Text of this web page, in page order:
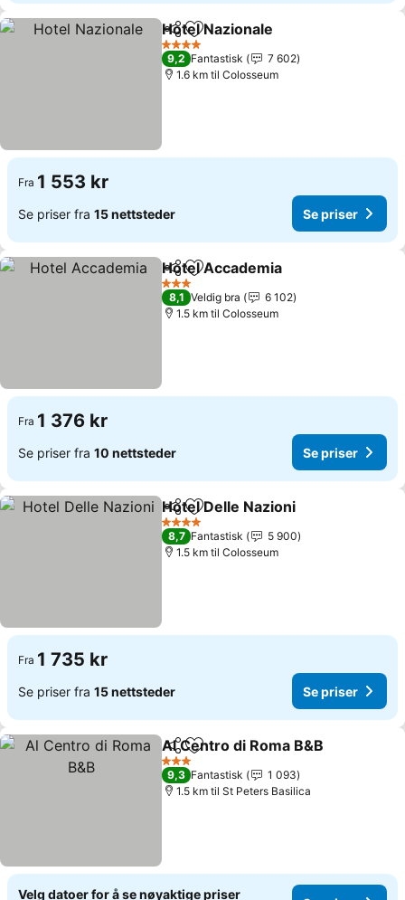
Del Legg til i favoritter
Hotel Nazionale
4 Stjerner
9,2 Fantastisk
7 602
1.6 km til Colosseum
Fra 1 553 kr
Se priser fra 15 nettsteder Se priser
Del Legg til i favoritter
Hotel Accademia
3 Stjerner
8,1 Veldig bra
6 102
1.5 km til Colosseum
Fra 1 376 kr
Se priser fra 10 nettsteder Se priser
Del Legg til i favoritter
Hotel Delle Nazioni
4 Stjerner
8,7 Fantastisk
5 900
1.5 km til Colosseum
Fra 1 735 kr
Se priser fra 15 nettsteder Se priser
Del Legg til i favoritter
Al Centro di Roma B&B
3 Stjerner
9,3 Fantastisk
1 093
1.5 km til St Peters Basilica
Velg datoer for å se nøyaktige priser